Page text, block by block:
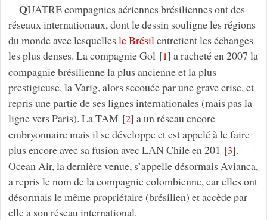
QUATRE compagnies aériennes brésiliennes ont des
réseaux internationaux, dont le dessin souligne les régions
du monde avec lesquelles le Brésilentretient les échanges
les plus denses. La compagnie Gol[1] a racheté en 2007 la
compagnie brésilienne la plus ancienne et la plus
prestigieuse, la Varig, alors secouée par une grave crise, et
repris une partie de ses lignes internationales (mais pas la
ligne vers Paris). La TAM[2] a un réseau encore
embryonnaire mais il se développe et est appelé à le faire
plus encore avec sa fusion avec LAN Chile en 201 [3].
Ocean Air, la dernière venue, s’appelle désormais Avianca,
a repris le nom de la compagnie colombienne, car elles ont
désormais le même propriétaire (brésilien) et accède par
elle a son réseau international.